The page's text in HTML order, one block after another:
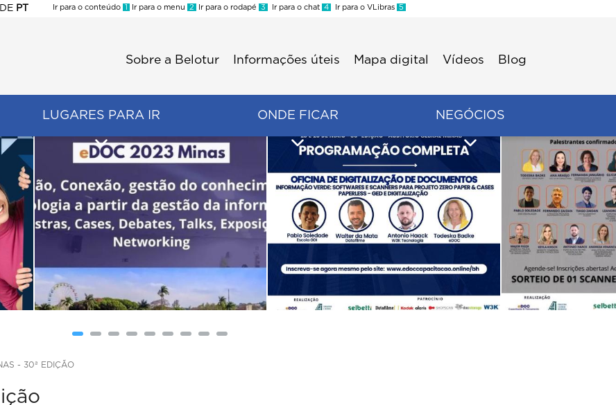
DE PT
Ir para o conteúdo 1 Ir para o menu 2 Ir para o rodapé 3 Ir para o chat 4 Ir para o VLibras 5
Sobre a Belotur Informações úteis Mapa digital Vídeos Blog
LUGARES PARA IR ONDE FICAR NEGÓCIOS
- 30ª EDIÇÃO